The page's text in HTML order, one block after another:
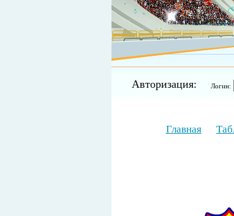
Авторизация: Логин:
Главная